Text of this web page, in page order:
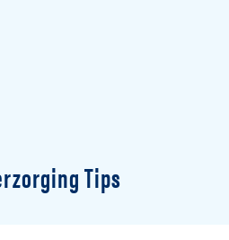
Tips